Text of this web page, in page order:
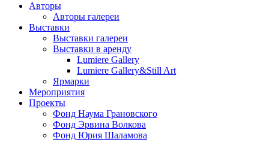
Авторы
Авторы галереи
Выставки
Выставки галереи
Выставки в аренду
Lumiere Gallery
Lumiere Gallery&Still Art
Ярмарки
Мероприятия
Проекты
Фонд Наума Грановского
Фонд Эрвина Волкова
Фонд Юрия Шаламова